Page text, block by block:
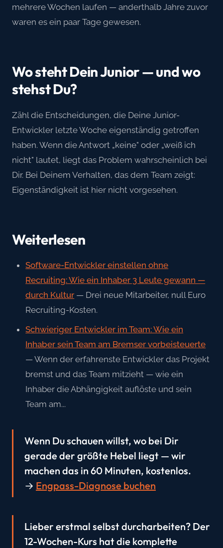
mehrere Wochen laufen — anderthalb Jahre zuvor
waren es ein paar Tage gewesen.
Wo steht Dein Junior — und wo
stehst Du?
Zähl die Entscheidungen, die Deine Junior-
Entwickler letzte Woche eigenständig getroffen
haben. Wenn die Antwort „keine" oder „weiß ich
nicht" lautet, liegt das Problem wahrscheinlich bei
Dir. Bei Deinem Verhalten, das dem Team zeigt:
Eigenständigkeit ist hier nicht vorgesehen.
Weiterlesen
Software-Entwickler einstellen ohne
Recruiting: Wie ein Inhaber 3 Leute gewann —
durch Kultur — Drei neue Mitarbeiter, null Euro
Recruiting-Kosten.
Schwieriger Entwickler im Team: Wie ein
Inhaber sein Team am Bremser vorbeisteuerte
— Wenn der erfahrenste Entwickler das Projekt
bremst und das Team mitzieht — wie ein
Inhaber die Abhängigkeit auflöste und sein
Team am...
Wenn Du schauen willst, wo bei Dir
gerade der größte Hebel liegt — wir
machen das in 60 Minuten, kostenlos.
→ Engpass-Diagnose buchen
Lieber erstmal selbst durcharbeiten? Der
12-Wochen-Kurs hat die komplette